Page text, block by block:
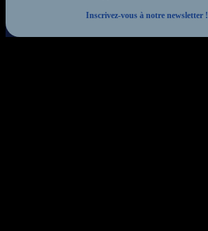
Inscrivez-vous à notre newsletter !